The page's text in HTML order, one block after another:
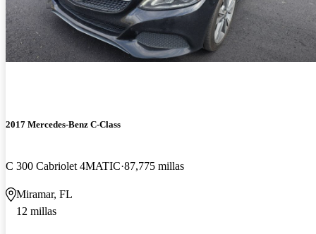
2017 Mercedes-Benz C-Class
C 300 Cabriolet 4MATIC 87,775 millas
Miramar, FL
12 millas